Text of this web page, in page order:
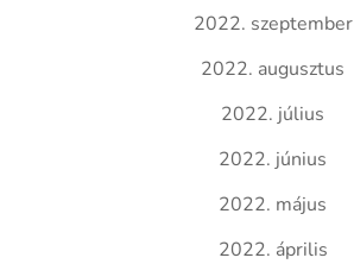
2022. szeptember
2022. augusztus
2022. július
2022. június
2022. május
2022. április